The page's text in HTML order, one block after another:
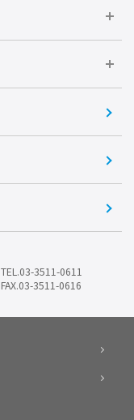
TEL.03-3511-0611
FAX.03-3511-0616